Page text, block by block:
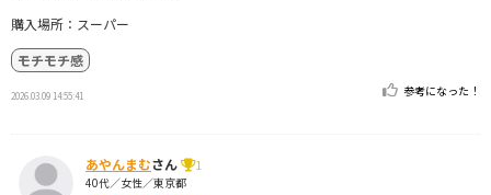
購入場所：スーパー
モチモチ感
2026.03.09 14:55:41 参考になった！
あやんまむさん
1
40代／女性／東京都